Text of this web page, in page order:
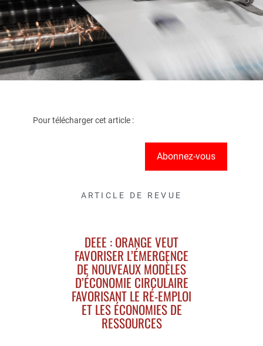
Pour télécharger cet article :
Abonnez-vous
ARTICLE DE REVUE
DEEE : ORANGE VEUT
FAVORISER L’ÉMERGENCE
DE NOUVEAUX MODÈLES
D’ÉCONOMIE CIRCULAIRE
FAVORISANT LE RÉ-EMPLOI
ET LES ÉCONOMIES DE
RESSOURCES